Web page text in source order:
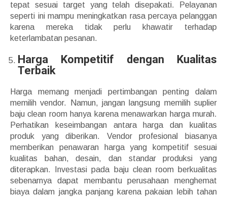
tepat sesuai target yang telah disepakati. Pelayanan
seperti ini mampu meningkatkan rasa percaya pelanggan
karena mereka tidak perlu khawatir terhadap
keterlambatan pesanan.
Harga Kompetitif dengan Kualitas
Terbaik
Harga memang menjadi pertimbangan penting dalam
memilih vendor. Namun, jangan langsung memilih suplier
baju clean room hanya karena menawarkan harga murah.
Perhatikan keseimbangan antara harga dan kualitas
produk yang diberikan. Vendor profesional biasanya
memberikan penawaran harga yang kompetitif sesuai
kualitas bahan, desain, dan standar produksi yang
diterapkan. Investasi pada baju clean room berkualitas
sebenarnya dapat membantu perusahaan menghemat
biaya dalam jangka panjang karena pakaian lebih tahan